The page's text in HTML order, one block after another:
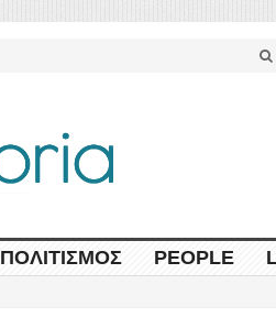
ΠΟΛΙΤΙΣΜΌΣ PEOPLE